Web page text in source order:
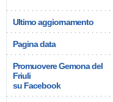
Ultimo aggiornamento
Pagina data
Promuovere Gemona del
Friuli
su Facebook